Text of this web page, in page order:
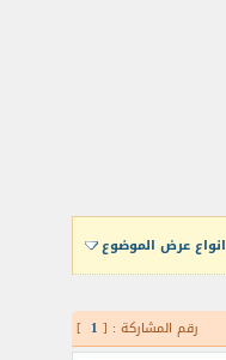
انواع عرض الموضوع
رقم المشاركة : [ 1
]